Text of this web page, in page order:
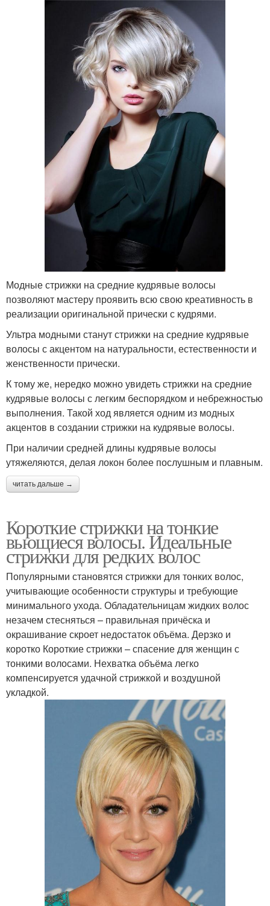
Модные стрижки на средние кудрявые волосы
позволяют мастеру проявить всю свою креативность в
реализации оригинальной прически с кудрями.
Ультра модными станут стрижки на средние кудрявые
волосы с акцентом на натуральности, естественности и
женственности прически.
К тому же, нередко можно увидеть стрижки на средние
кудрявые волосы с легким беспорядком и небрежностью
выполнения. Такой ход является одним из модных
акцентов в создании стрижки на кудрявые волосы.
При наличии средней длины кудрявые волосы
утяжеляются, делая локон более послушным и плавным.
читать дальше →
Короткие стрижки на тонкие
вьющиеся волосы. Идеальные
стрижки для редких волос
Популярными становятся стрижки для тонких волос,
учитывающие особенности структуры и требующие
минимального ухода. Обладательницам жидких волос
незачем стесняться – правильная причёска и
окрашивание скроет недостаток объёма. Дерзко и
коротко Короткие стрижки – спасение для женщин с
тонкими волосами. Нехватка объёма легко
компенсируется удачной стрижкой и воздушной
укладкой.